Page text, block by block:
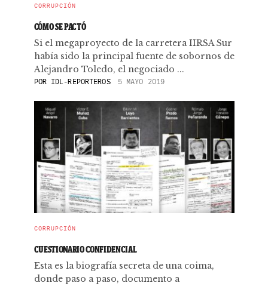
CORRUPCIÓN
CÓMO SE PACTÓ
Si el megaproyecto de la carretera IIRSA Sur
había sido la principal fuente de sobornos de
Alejandro Toledo, el negociado ...
POR IDL-REPORTEROS 5 MAYO 2019
CORRUPCIÓN
CUESTIONARIO CONFIDENCIAL
Esta es la biografía secreta de una coima,
donde paso a paso, documento a